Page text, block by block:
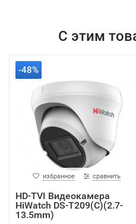
С этим
-48%
избранное сравнить
HD-TVI Видеокамера
HiWatch DS-T209(C)(2.7-
13.5mm)